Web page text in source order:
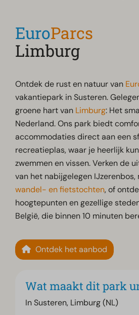
EuroParcs
Limburg
Ontdek de rust en natuur van
vakantiepark in Susteren.
groene hart van Limburg: Het
Nederland. Ons park biedt
accommodaties direct aan een
recreatieplas, waar je heerlijk
zwemmen en vissen. Verken de
van het nabijgelegen IJzerenbos,
wandel- en fietstochten, of
hoogtepunten en gezellige
België, die binnen 10 minuten
Ontdek het aanbod
Wat maakt dit park
In Susteren, Limburg (NL)